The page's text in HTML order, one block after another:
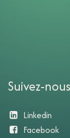
Suivez-nous
Linkedin
Facebook